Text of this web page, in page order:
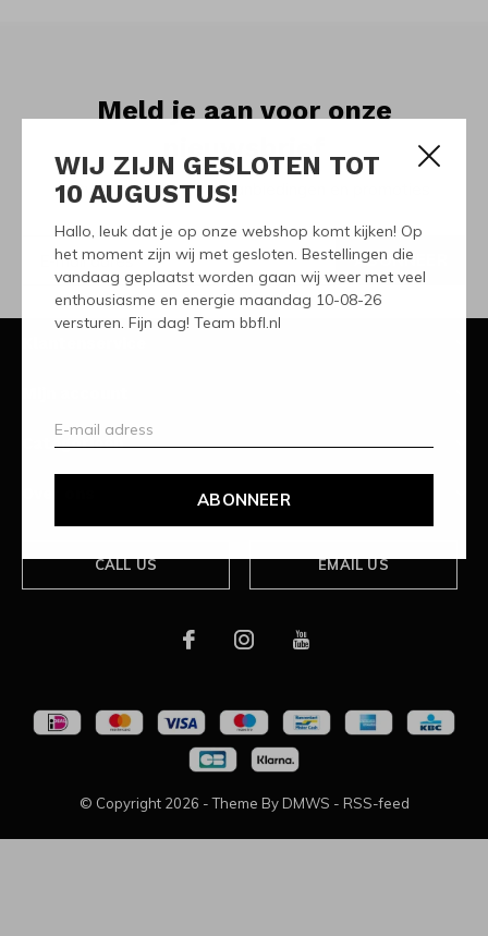
WIJ ZIJN GESLOTEN TOT
10 AUGUSTUS!
Hallo, leuk dat je op onze webshop komt kijken! Op
het moment zijn wij met gesloten. Bestellingen die
vandaag geplaatst worden gaan wij weer met veel
enthousiasme en energie maandag 10-08-26
versturen. Fijn dag! Team bbfl.nl
ABONNEER
Meld je aan voor onze
Ontvang de nieuwste aanbiedingen en promoties
ABONNEER
Categorieën
CALL US EMAIL US
© Copyright 2026 - Theme By DMWS - RSS-feed